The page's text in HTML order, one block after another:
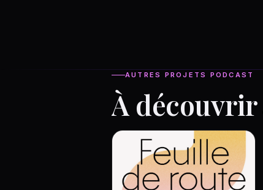
AUTRES PROJETS PODCAST
À découvrir